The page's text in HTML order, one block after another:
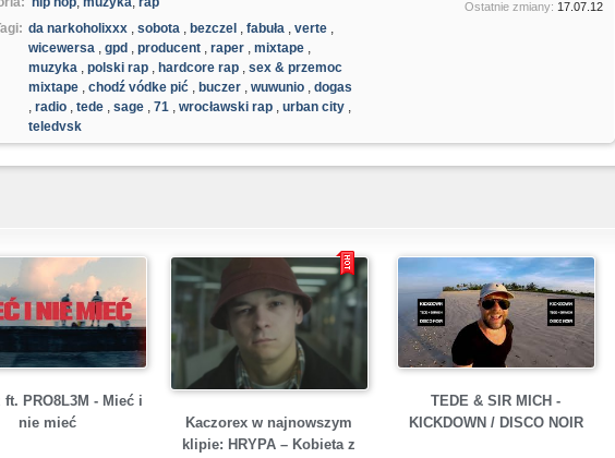
da narkoholixxx , sobota , bezczel , fabuła , verte ,
wicewersa , gpd , producent , raper , mixtape ,
muzyka , polski rap , hardcore rap , sex & przemoc
mixtape , chodź vódke pić , buczer , wuwunio , dogas
, radio , tede , sage , 71 , wrocławski rap , urban city ,
teledysk
Ostatnie zmiany: 17.07.12
ft. PRO8L3M - Mieć i
nie mieć
Kaczorex w najnowszym
klipie: HRYPA – Kobieta z
TEDE & SIR MICH -
KICKDOWN / DISCO NOIR